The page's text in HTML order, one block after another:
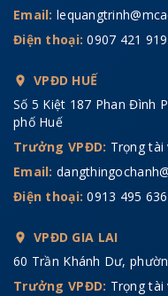
Email:
Điện thoại:0907 421 919
VPĐD HUẾ
Số 5 Kiệt 187 Phan Đình
phố Huế
Trưởng VPĐD: Trọng
Email:
Điện thoại:0913 495 636
VPĐD GIA LAI
60 Trần Khánh Dư,
Trưởng VPĐD: Trọng tài